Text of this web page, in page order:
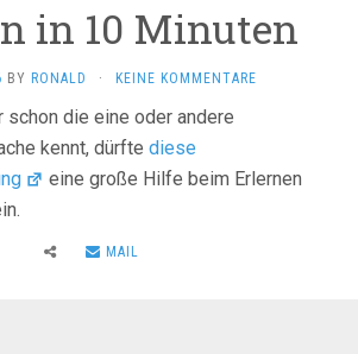
in 10 Minuten
BY RONALD · KEINE KOMMENTARE
schon die eine oder andere
kennt, dürfte diese
eine große Hilfe beim Erlernen
MAIL